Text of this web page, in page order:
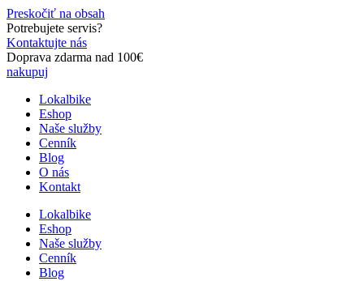
Preskočiť na obsah
Potrebujete servis?
Kontaktujte nás
Doprava zdarma nad 100€
nakupuj
Lokalbike
Eshop
Naše služby
Cenník
Blog
O nás
Kontakt
Lokalbike
Eshop
Naše služby
Cenník
Blog